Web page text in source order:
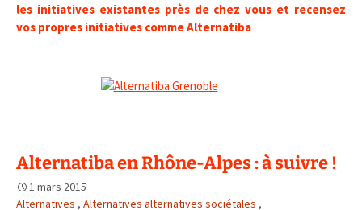
les initiatives existantes près de chez vous et recensez
vos propres initiatives comme Alternatiba
Alternatiba en Rhône-Alpes : à suivre !
1 mars 2015
Alternatives , Alternatives alternatives sociétales ,